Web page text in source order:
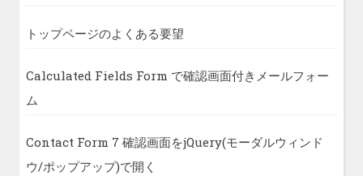
トップページのよくある要望
Calculated Fields Form で確認画面付きメールフォー
ム
Contact Form 7 確認画面をjQuery(モーダルウィンド
ウ/ポップアップ)で開く